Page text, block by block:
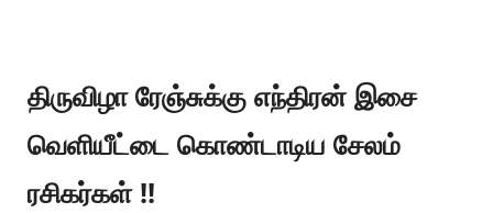
திருவிழா ரேஞ்சுக்கு எந்திரன் இசை
வெளியீட்டை கொண்டாடிய சேலம்
ரசிகர்கள் !!